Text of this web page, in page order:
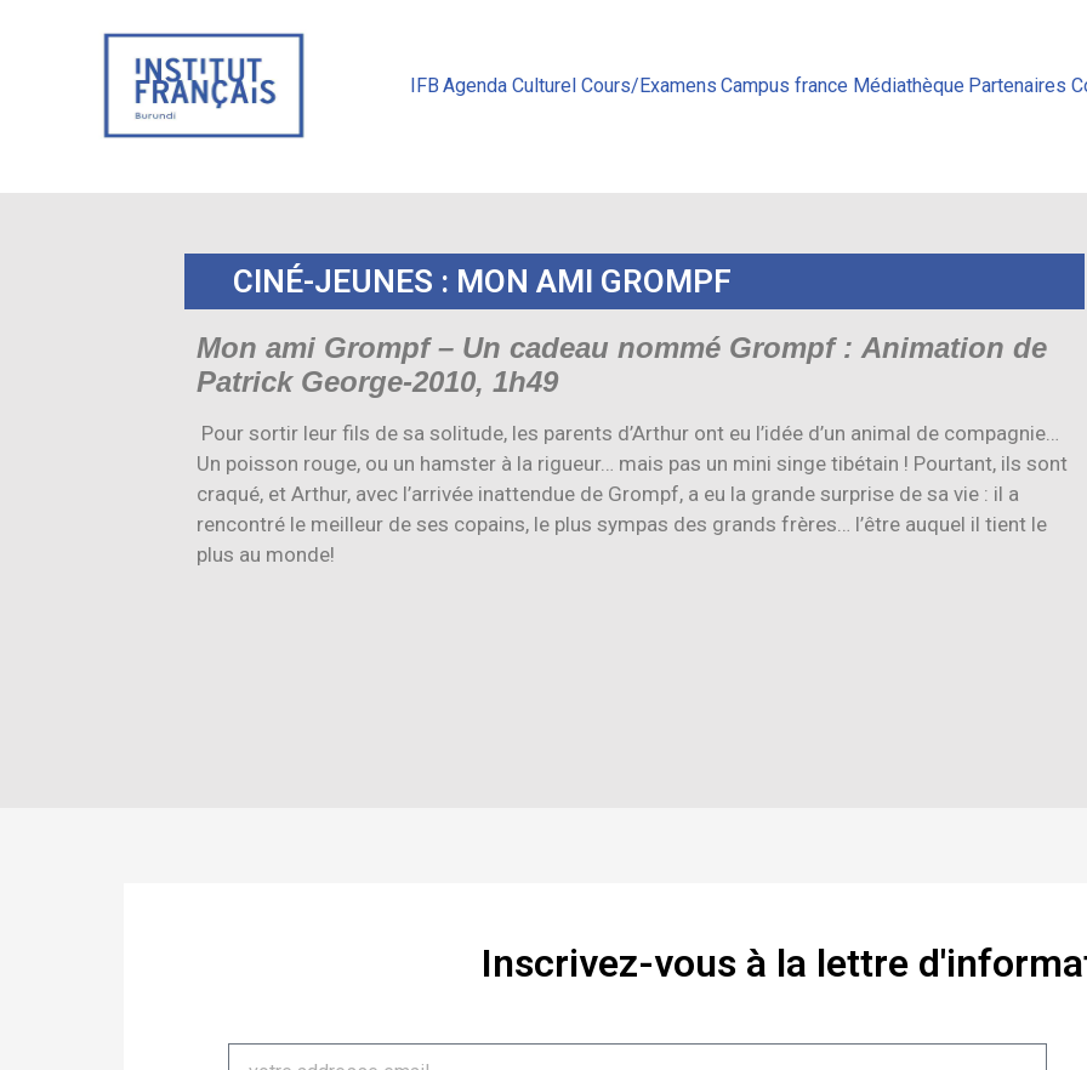
IFB Agenda Culturel Cours/Examens Campus france Médiathèque Partenaires
CINÉ-JEUNES : MON AMI GROMPF
Mon ami Grompf – Un cadeau nommé Grompf : Animation de
Patrick George-2010, 1h49
Pour sortir leur fils de sa solitude, les parents d’Arthur ont eu l’idée d’un animal de compagnie…
Un poisson rouge, ou un hamster à la rigueur… mais pas un mini singe tibétain ! Pourtant, ils sont
craqué, et Arthur, avec l’arrivée inattendue de Grompf, a eu la grande surprise de sa vie : il a
rencontré le meilleur de ses copains, le plus sympas des grands frères… l’être auquel il tient le
plus au monde!
Inscrivez-vous à la lettre